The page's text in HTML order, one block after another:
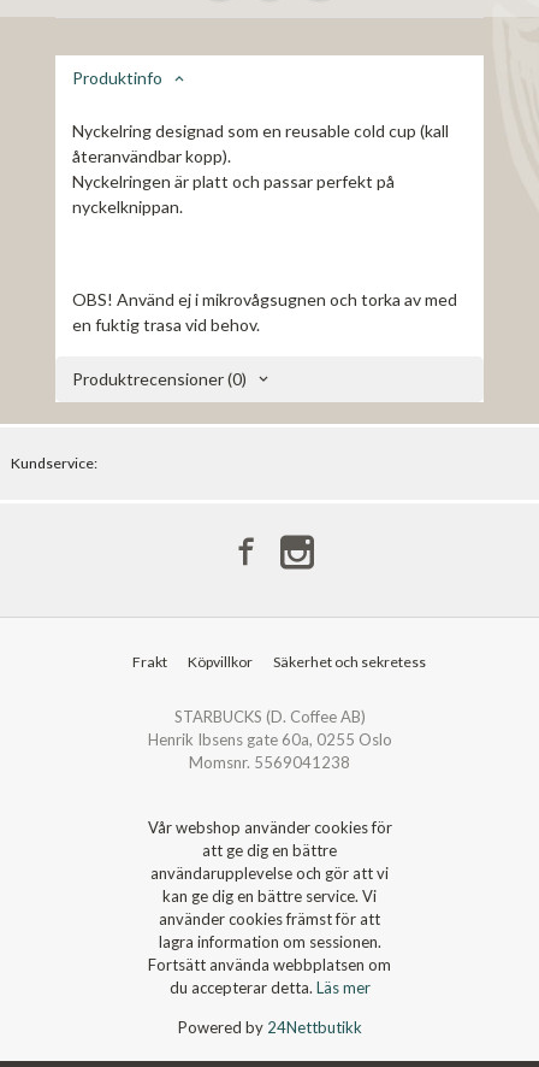
Produktinfo
Nyckelring designad som en reusable cold cup (kall
återanvändbar kopp).
Nyckelringen är platt och passar perfekt på
nyckelknippan.
OBS! Använd ej i mikrovågsugnen och torka av med
en fuktig trasa vid behov.
Produktrecensioner (0)
Kundservice:
Frakt Köpvillkor Säkerhet och sekretess
STARBUCKS (D. Coffee AB)
Henrik Ibsens gate 60a, 0255 Oslo
Momsnr. 5569041238
Vår webshop använder cookies för
att ge dig en bättre
användarupplevelse och gör att vi
kan ge dig en bättre service. Vi
använder cookies främst för att
lagra information om sessionen.
Fortsätt använda webbplatsen om
du accepterar detta. Läs mer
Powered by 24Nettbutikk